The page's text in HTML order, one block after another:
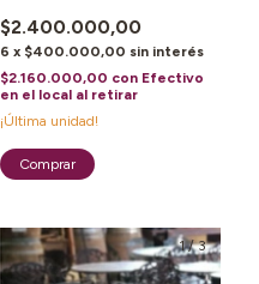
$2.400.000,00
6 x $400.000,00 sin interés
$2.160.000,00 con Efectivo
en el local al retirar
¡Última unidad!
1/3